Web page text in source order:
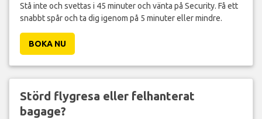
Stå inte och svettas i 45 minuter och vänta på Security. Få ett
snabbt spår och ta dig igenom på 5 minuter eller mindre.
BOKA NU
Störd flygresa eller felhanterat
bagage?